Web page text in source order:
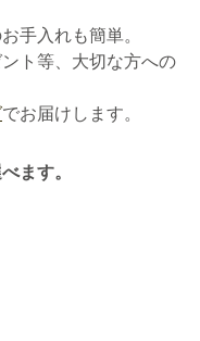
手入れも簡単。
ト等、大切な方への
でお届けします。
ます。